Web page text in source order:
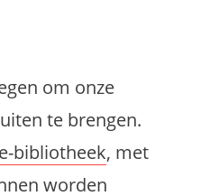
om onze
te brengen.
bibliotheek, met
worden